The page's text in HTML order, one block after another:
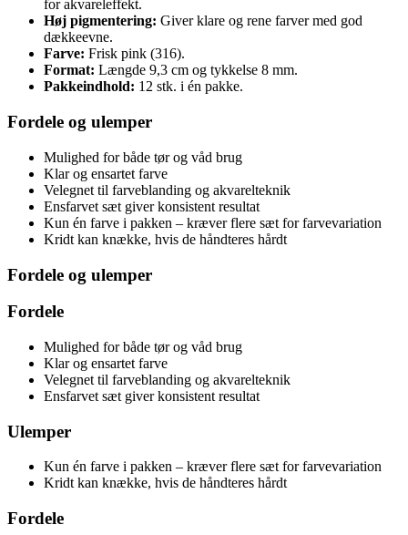
for akvareleffekt.
Høj pigmentering: Giver klare og rene farver med god
dækkeevne.
Farve: Frisk pink (316).
Format: Længde 9,3 cm og tykkelse 8 mm.
Pakkeindhold: 12 stk. i én pakke.
Fordele og ulemper
Mulighed for både tør og våd brug
Klar og ensartet farve
Velegnet til farveblanding og akvarelteknik
Ensfarvet sæt giver konsistent resultat
Kun én farve i pakken – kræver flere sæt for farvevariation
Kridt kan knække, hvis de håndteres hårdt
Fordele og ulemper
Fordele
Mulighed for både tør og våd brug
Klar og ensartet farve
Velegnet til farveblanding og akvarelteknik
Ensfarvet sæt giver konsistent resultat
Ulemper
Kun én farve i pakken – kræver flere sæt for farvevariation
Kridt kan knække, hvis de håndteres hårdt
Fordele